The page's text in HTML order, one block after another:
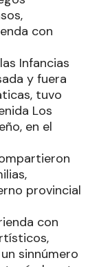
con
Infancias
y fuera
tuvo
Los
en el
provincial
con
sinnúmero